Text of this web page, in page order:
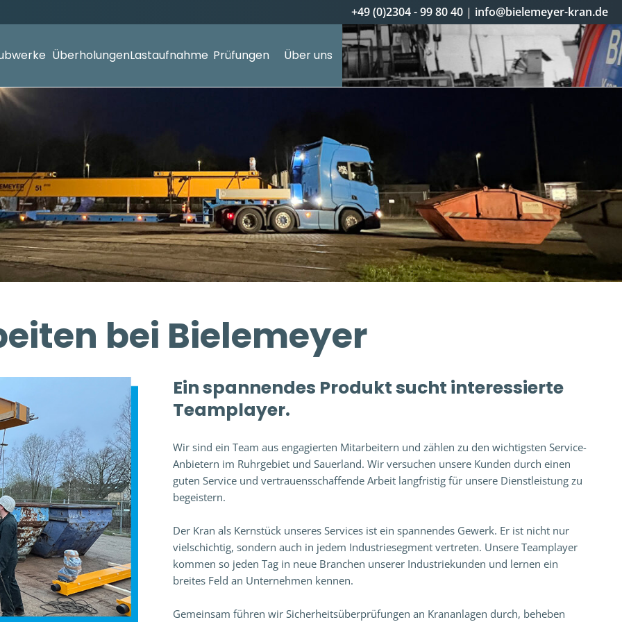
+49 (0)2304 - 99 80 40 | info@bielemeyer-kran.de
ÜberholungenLastaufnahme Prüfungen Über uns
bei Bielemeyer
Ein spannendes Produkt sucht interessierte
Teamplayer.
Wir sind ein Team aus engagierten Mitarbeitern und zählen zu den wichtigsten Service-
Anbietern im Ruhrgebiet und Sauerland. Wir versuchen unsere Kunden durch einen
guten Service und vertrauensschaffende Arbeit langfristig für unsere Dienstleistung zu
begeistern.
Der Kran als Kernstück unseres Services ist ein spannendes Gewerk. Er ist nicht nur
vielschichtig, sondern auch in jedem Industriesegment vertreten. Unsere Teamplayer
kommen so jeden Tag in neue Branchen unserer Industriekunden und lernen ein
breites Feld an Unternehmen kennen.
Gemeinsam führen wir Sicherheitsüberprüfungen an Krananlagen durch, beheben